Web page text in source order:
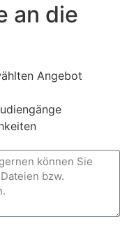
an die
Angebot